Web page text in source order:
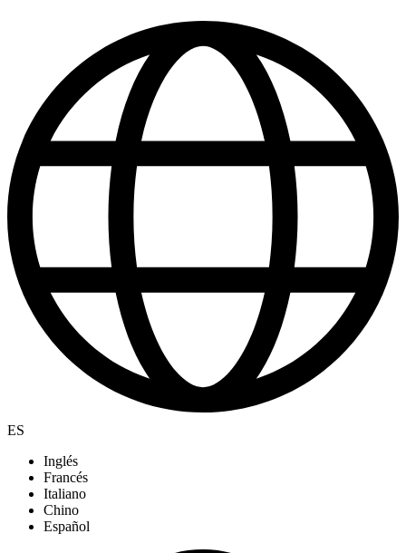
ES
Inglés
Francés
Italiano
Chino
Español